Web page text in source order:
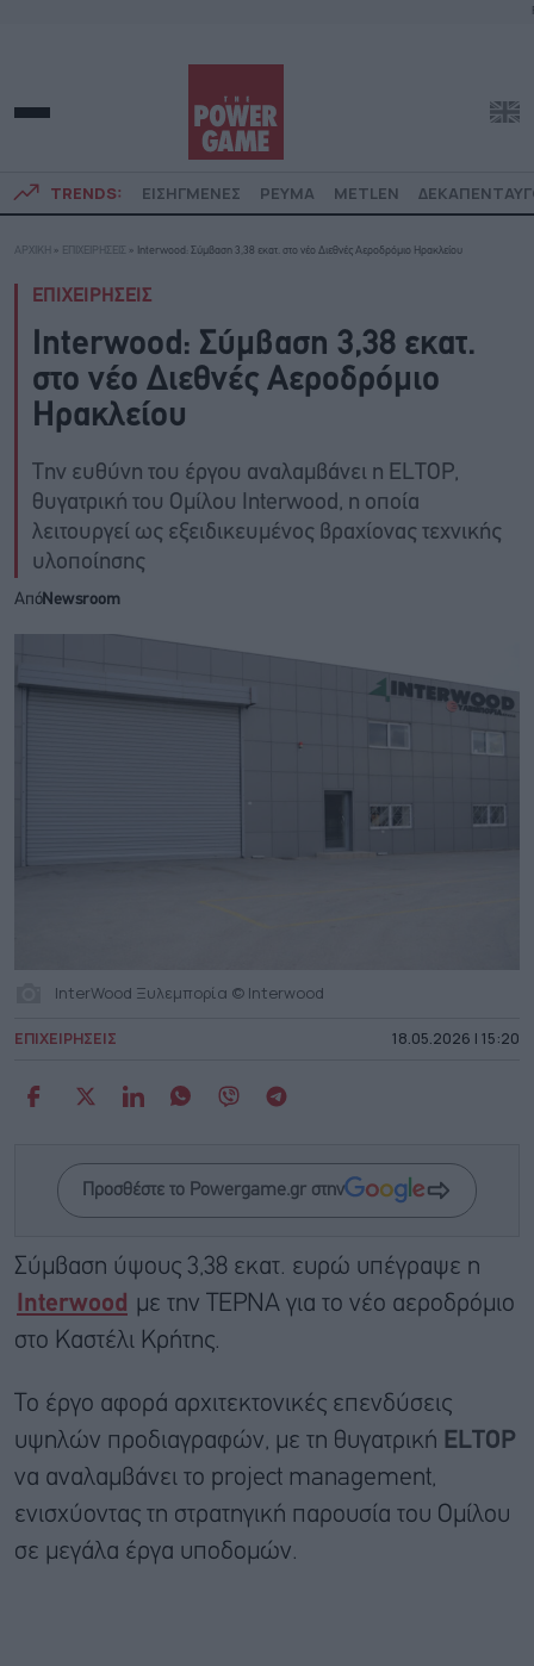
TRENDS: ΕΙΣΗΓΜΕΝΕΣ ΡΕΥΜΑ METLEN
ΑΡΧΙΚΗ » ΕΠΙΧΕΙΡΗΣΕΙΣ » Interwood: Σύμβαση 3,38 εκατ. στο νέο Διεθνές Αεροδρόμιο Ηρακλείου
ΕΠΙΧΕΙΡΗΣΕΙΣ
Interwood: Σύμβαση 3,38 εκατ.
στο νέο Διεθνές Αεροδρόμιο
Ηρακλείου
Την ευθύνη του έργου αναλαμβάνει η ELTOP,
θυγατρική του Ομίλου Interwood, η οποία
λειτουργεί ως εξειδικευμένος βραχίονας τεχνικής
υλοποίησης
ΑπόNewsroom
InterWood Ξυλεμπορία © Interwood
ΕΠΙΧΕΙΡΗΣΕΙΣ 18.05.2026 | 15:20
Προσθέστε το Powergame.gr στην
Σύμβαση ύψους 3,38 εκατ. ευρώ υπέγραψε η
Interwood με την ΤΕΡΝΑ για το νέο αεροδρόμιο
στο Καστέλι Κρήτης.
Το έργο αφορά αρχιτεκτονικές επενδύσεις
υψηλών προδιαγραφών, με τη θυγατρική ELTOP
να αναλαμβάνει το project management,
ενισχύοντας τη στρατηγική παρουσία του Ομίλου
σε μεγάλα έργα υποδομών.